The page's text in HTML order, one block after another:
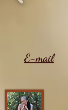
E-mail